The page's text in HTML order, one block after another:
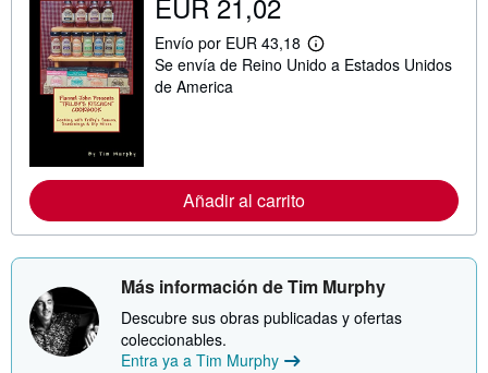
Envío por EUR 43,18
M
á
m
n
o
b
r
Se envía de Reino Unido a Estados Unidos
de America
Añadir al carrito
Más información de Tim Murphy
Descubre sus obras publicadas y ofertas
coleccionables.
Entra ya a Tim Murphy